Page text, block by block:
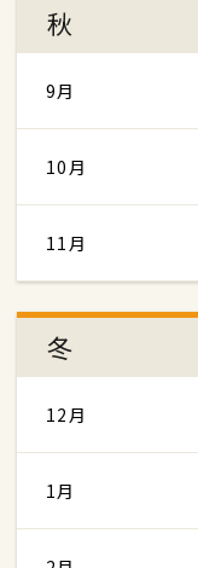
秋
9月
10月
11月
冬
12月
1月